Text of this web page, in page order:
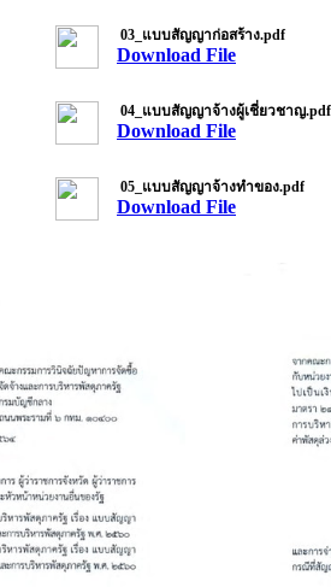
03_แบบสัญญาก่อสร้าง.pdf
Download File
04_แบบสัญญาจ้างผู้เชี่ยวชาญ.pdf
Download File
05_แบบสัญญาจ้างทำของ.pdf
Download File